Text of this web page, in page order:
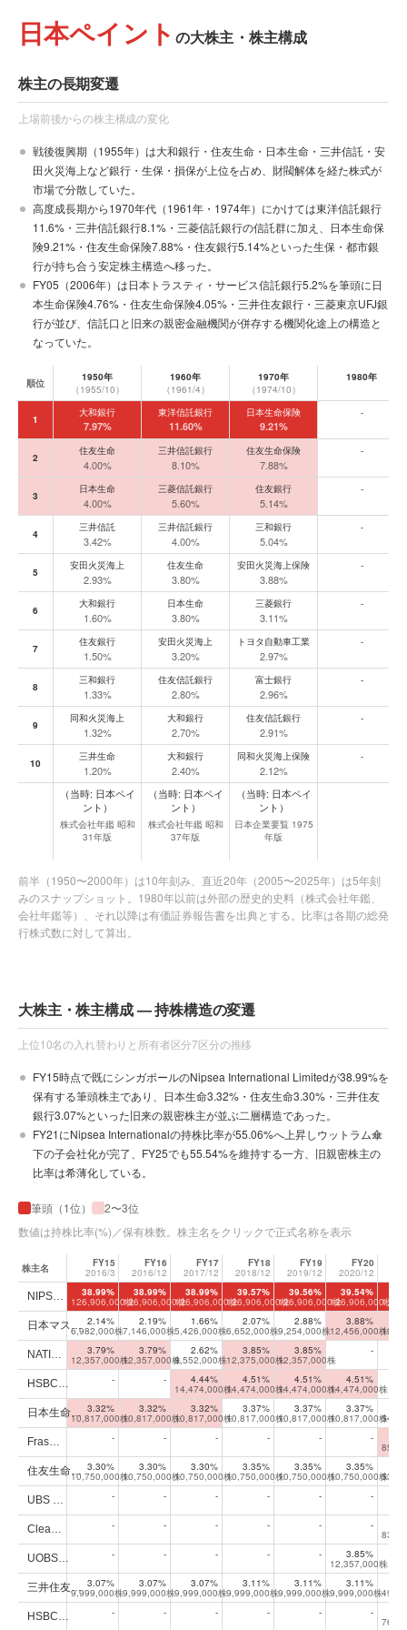
日本ペイント の大株主・株主構成
株主の長期変遷
上場前後からの株主構成の変化
戦後復興期（1955年）は大和銀行・住友生命・日本生命・三井信託・安
田火災海上など銀行・生保・損保が上位を占め、財閥解体を経た株式が
市場で分散していた。
高度成長期から1970年代（1961年・1974年）にかけては東洋信託銀行
11.6%・三井信託銀行8.1%・三菱信託銀行の信託群に加え、日本生命保
険9.21%・住友生命保険7.88%・住友銀行5.14%といった生保・都市銀
行が持ち合う安定株主構造へ移った。
FY05（2006年）は日本トラスティ・サービス信託銀行5.2%を筆頭に日
本生命保険4.76%・住友生命保険4.05%・三井住友銀行・三菱東京UFJ銀
行が並び、信託口と旧来の親密金融機関が併存する機関化途上の構造と
なっていた。
年代別の大株主上位10位（前半10年刻み・直近5年刻みのスナップショット）
順位
1950年
（1955/10）
1960年
（1961/4）
1970年
（1974/10）
1980年
1
大和銀行
7.97%
東洋信託銀行
11.60%
日本生命保険
9.21%
-
2
住友生命
4.00%
三井信託銀行
8.10%
住友生命保険
7.88%
-
3
日本生命
4.00%
三菱信託銀行
5.60%
住友銀行
5.14%
-
4
三井信託
3.42%
三井信託銀行
4.00%
三和銀行
5.04%
-
5
安田火災海上
2.93%
住友生命
3.80%
安田火災海上保険
3.88%
-
6
大和銀行
1.60%
日本生命
3.80%
三菱銀行
3.11%
-
7
住友銀行
1.50%
安田火災海上
3.20%
トヨタ自動車工業
2.97%
-
8
三和銀行
1.33%
住友信託銀行
2.80%
富士銀行
2.96%
-
9
同和火災海上
1.32%
大和銀行
2.70%
住友信託銀行
2.91%
-
10
三井生命
1.20%
大和銀行
2.40%
同和火災海上保険
2.12%
-
（当時: 日本ペイ
ント）
株式会社年鑑 昭和
31年版
（当時: 日本ペイ
ント）
株式会社年鑑 昭和
37年版
（当時: 日本ペイ
ント）
日本企業要覧 1975
年版
前半（1950〜2000年）は10年刻み、直近20年（2005〜2025年）は5年刻
みのスナップショット。1980年以前は外部の歴史的史料（株式会社年鑑、
会社年鑑等）、それ以降は有価証券報告書を出典とする。比率は各期の総発
行株式数に対して算出。
大株主・株主構成 — 持株構造の変遷
上位10名の入れ替わりと所有者区分7区分の推移
FY15時点で既にシンガポールのNipsea International Limitedが38.99%を
保有する筆頭株主であり、日本生命3.32%・住友生命3.30%・三井住友
銀行3.07%といった旧来の親密株主が並ぶ二層構造であった。
FY21にNipsea Internationalの持株比率が55.06%へ上昇しウットラム傘
下の子会社化が完了、FY25でも55.54%を維持する一方、旧親密株主の
比率は希薄化している。
筆頭（1位）
2〜3位
数値は持株比率(%)／保有株数。株主名をクリックで正式名称を表示
大株主上位10位の年次推移
株主名 FY15
2016/3
FY16
2016/12
FY17
2017/12
FY18
2018/12
FY19
2019/12
FY20
2020/12
NIPS…
38.99%
126,906,000株
38.99%
126,906,000株
38.99%
126,906,000株
39.57%
126,906,000株
39.56%
126,906,000株
39.54%
126,906,000株
日本マス… 2.14%
6,982,000株
2.19%
7,146,000株
1.66%
5,426,000株
2.07%
6,652,000株
2.88%
9,254,000株
3.88%
12,456,000株
NATI…
3.79%
12,357,000株
3.79%
12,357,000株
2.62%
8,552,000株
3.85%
12,375,000株
3.85%
12,357,000株
-
HSBC… - - 4.44%
14,474,000株
4.51%
14,474,000株
4.51%
14,474,000株
4.51%
14,474,000株
日本生命… 3.32%
10,817,000株
3.32%
10,817,000株
3.32%
10,817,000株
3.37%
10,817,000株
3.37%
10,817,000株
3.37%
10,817,000株
Fras…
- - - - - -
住友生命… 3.30%
10,750,000株
3.30%
10,750,000株
3.30%
10,750,000株
3.35%
10,750,000株
3.35%
10,750,000株
3.35%
10,750,000株
UBS …
- - - - - -
Clea… - - - - - -
UOBS…
- - - - - 3.85%
12,357,000株
三井住友… 3.07%
9,999,000株
3.07%
9,999,000株
3.07%
9,999,000株
3.11%
9,999,000株
3.11%
9,999,000株
3.11%
9,999,000株
HSBC…
- - - - - -